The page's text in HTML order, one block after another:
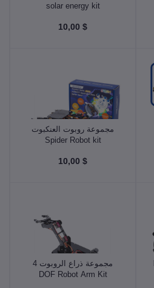
solar energy kit
$ 10,00
مجموعة روبوت العنكبوت
Spider Robot kit
$ 10,00
مجموعة ذراع الروبوت 4
DOF Robot Arm Kit